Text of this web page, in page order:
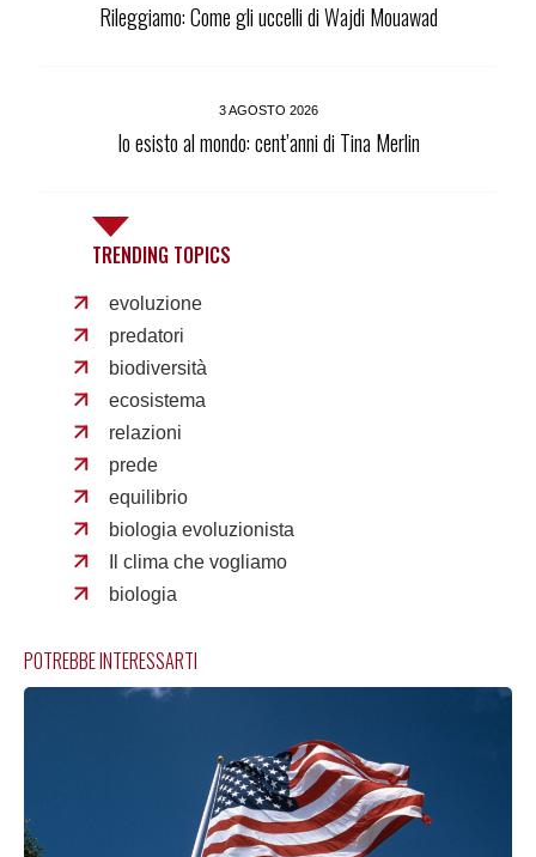
Rileggiamo: Come gli uccelli di Wajdi Mouawad
3 AGOSTO 2026
Io esisto al mondo: cent’anni di Tina Merlin
TRENDING TOPICS
evoluzione
predatori
biodiversità
ecosistema
relazioni
prede
equilibrio
biologia evoluzionista
Il clima che vogliamo
biologia
POTREBBE INTERESSARTI